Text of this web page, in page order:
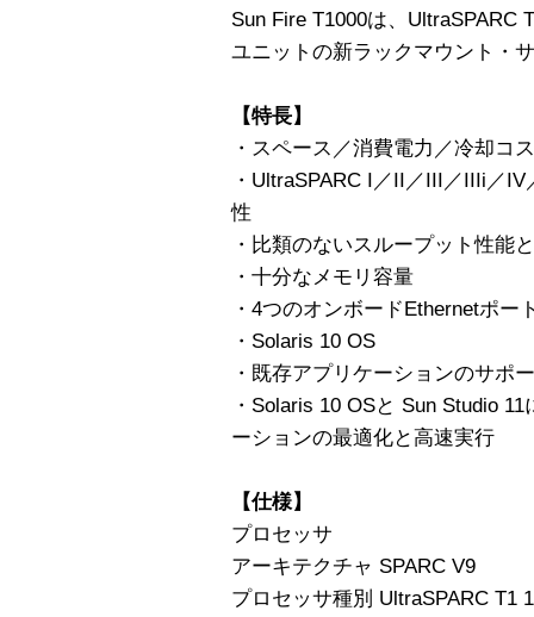
Sun Fire T1000は、UltraSPARC
ユニットの新ラックマウント・
【特長】
・スペース／消費電力／冷却コ
・UltraSPARC I／II／III／IIIi／
性
・比類のないスループット性能
・十分なメモリ容量
・4つのオンボードEthernetポー
・Solaris 10 OS
・既存アプリケーションのサポ
・Solaris 10 OSと Sun Studio
ーションの最適化と高速実行
【仕様】
プロセッサ
アーキテクチャ SPARC V9
プロセッサ種別 UltraSPARC T1